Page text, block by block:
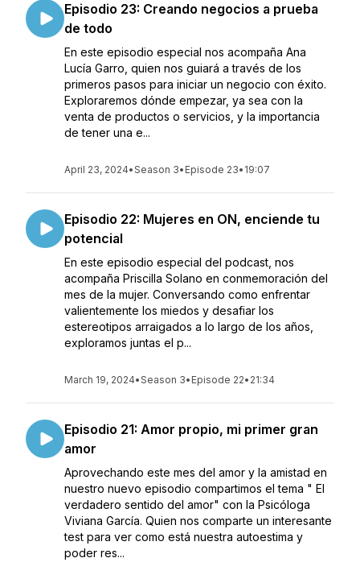
Episodio 23: Creando negocios a prueba
de todo
En este episodio especial nos acompaña Ana
Lucía Garro, quien nos guiará a través de los
primeros pasos para iniciar un negocio con éxito.
Exploraremos dónde empezar, ya sea con la
venta de productos o servicios, y la importancia
de tener una e...
April 23, 2024•Season 3• Episode 23• 19:07
Episodio 22: Mujeres en ON, enciende tu
potencial
En este episodio especial del podcast, nos
acompaña Priscilla Solano en conmemoración del
mes de la mujer. Conversando como enfrentar
valientemente los miedos y desafiar los
estereotipos arraigados a lo largo de los años,
exploramos juntas el p...
March 19, 2024•Season 3• Episode 22• 21:34
Episodio 21: Amor propio, mi primer gran
amor
Aprovechando este mes del amor y la amistad en
nuestro nuevo episodio compartimos el tema " El
verdadero sentido del amor" con la Psicóloga
Viviana García. Quien nos comparte un interesante
test para ver como está nuestra autoestima y
poder res...